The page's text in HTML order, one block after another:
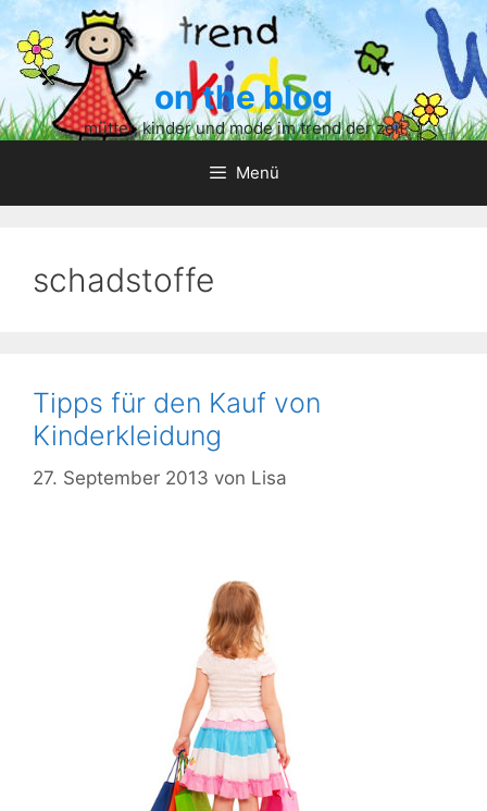
Zum
Inhalt
springen
on the blog
mütter, kinder und mode im trend der zeit
Menü
schadstoffe
Tipps für den Kauf von
Kinderkleidung
27. September 2013 von Lisa